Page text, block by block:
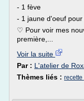
- 1 fève
- 1 jaune d'oeuf
♡ Pour voir mes
première,...
Voir la suite
Par : L'atelier de
Thèmes liés : recette